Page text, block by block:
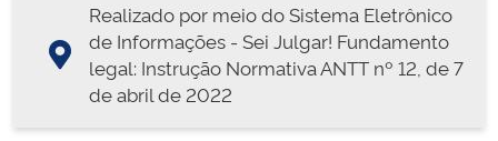
Realizado por meio do Sistema Eletrônico
de Informações - Sei Julgar! Fundamento
legal: Instrução Normativa ANTT nº 12, de 7
de abril de 2022